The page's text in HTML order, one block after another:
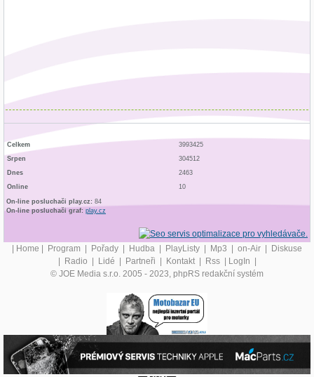
Celkem
3993425
Srpen
304512
Dnes
2463
Online
10
On-line posluchači play.cz: 84
On-line posluchači graf: play.cz
| Home | Program | Pořady | Hudba | PlayListy | Mp3 | on-Air | Diskuse
| Radio | Lidé | Partneři | Kontakt | Rss | LogIn |
© JOE Media s.r.o. 2005 - 2023, phpRS redakční systém